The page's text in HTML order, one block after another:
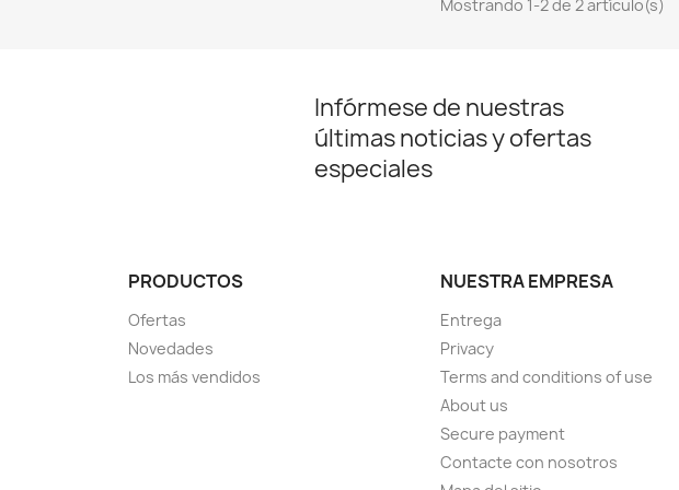
Mostrando 1-2 de 2 artículo(s)
Infórmese de nuestras
últimas noticias y ofertas
especiales
PRODUCTOS
Ofertas
Novedades
Los más vendidos
NUESTRA EMPRESA
Entrega
Privacy
Terms and conditions of use
About us
Secure payment
Contacte con nosotros